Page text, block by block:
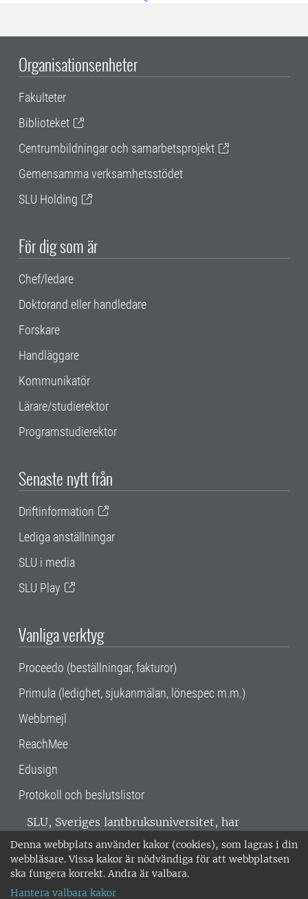
Denna webbplats använder kakor (cookies), som lagras i din
webbläsare. Vissa kakor är nödvändiga för att webbplatsen
ska fungera korrekt. Andra är valbara.
Hantera valbara kakor
Organisationsenheter
Fakulteter
Biblioteket
Centrumbildningar och samarbetsprojekt
Gemensamma verksamhetsstödet
SLU Holding
För dig som är
Chef/ledare
Doktorand eller handledare
Forskare
Handläggare
Kommunikatör
Lärare/studierektor
Programstudierektor
Senaste nytt från
Driftinformation
Lediga anställningar
SLU i media
SLU Play
Vanliga verktyg
Proceedo (beställningar, fakturor)
Primula (ledighet, sjukanmälan, lönespec m.m.)
Webbmejl
ReachMee
Edusign
Protokoll och beslutslistor
SLU, Sveriges lantbruksuniversitet, har
verksamhet över hela Sverige. Huvudorter är
Alnarp, Uppsala och Umeå.SLU är
miljöcertifierat enligt ISO 14001. •
018-67 10 00 • Org nr: 202100-2817 •